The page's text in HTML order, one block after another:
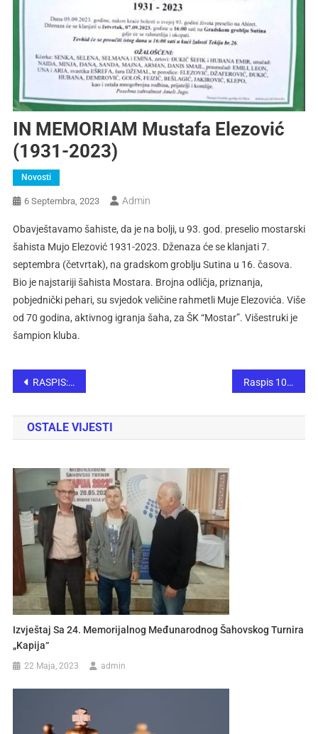
IN MEMORIAM Mustafa Elezović
(1931-2023)
Novosti
6 Septembra, 2023 Admin
Obavještavamo šahiste, da je na bolji, u 93. god. preselio mostarski
šahista Mujo Elezović 1931-2023. Dženaza će se klanjati 7.
septembra (četvrtak), na gradskom groblju Sutina u 16. časova.
Bio je najstariji šahista Mostara. Brojna odličja, priznanja,
pobjednički pehari, su svjedok veličine rahmetli Muje Elezovića. Više
od 70 godina, aktivnog igranja šaha, za ŠK “Mostar”. Višestruki je
šampion kluba.
RASPIS: BRZOPOTEZNI ŠAHOVSKI TURNIR POVODOM MANIFESTACIJE INTERNACIONALNA KUHINJA – PROMOCIJA ŠAHA NA MAMUTSKOM ŠAHU, ŽIVINICE 2023.g. Raspis 10. turnira „Sjećanje na Hamzu Mujića“
OSTALE VIJESTI
Izvještaj Sa 24. Memorijalnog Međunarodnog Šahovskog Turnira
„Kapija“
22 Maja, 2023 admin